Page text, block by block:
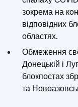
зокрема на
відповідних
областях.
Обмеження
Донецькій і
блокпостах
та